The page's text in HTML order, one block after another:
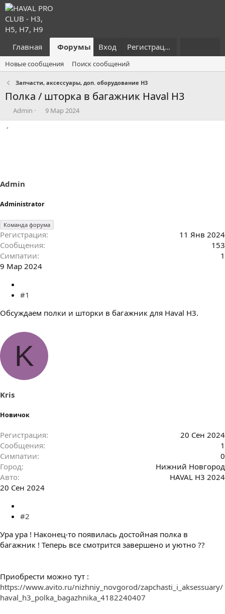
Главная Форумы Что нового?
Вход Регистрация
Новые сообщения Поиск сообщений
Запчасти, аксессуары, доп. оборудование H3
Полка / шторка в багажник Haval H3
А
в
ы
Admin
Д
а
9 Мар 2024
Admin
Administrator
Команда форума
Регистрация
11 Янв 2024
Сообщения
153
Симпатии
1
9 Мар 2024
#1
Обсуждаем полки и шторки в багажник для Haval H3.
K
Kris
Новичок
Регистрация
20 Сен 2024
Сообщения
1
Симпатии
0
Город
Нижний Новгород
Авто
HAVAL H3 2024
20 Сен 2024
#2
Ура ура ! Наконец-то появилась достойная полка в
багажник ! Теперь все смотрится завершено и уютно ??
Приобрести можно тут :
https://www.avito.ru/nizhniy_novgorod/zapchasti_i_aksessuary/
haval_h3_polka_bagazhnika_4182240407